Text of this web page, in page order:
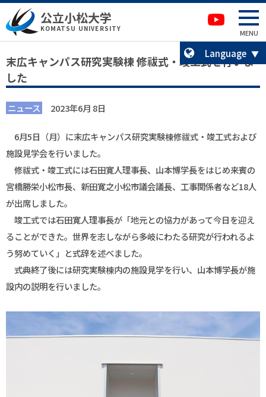
本文へ移動 サイトマップへ移動
公立小松大学
KOMATSU UNIVERSITY MENU
卒業生の方へ
Language
末広キャンパス研究実験棟 修祓式・竣工式を行いま
した
ニュース 2023年6月 8日
6月5日（月）に末広キャンパス研究実験棟修祓式・竣工式および
施設見学会を行いました。
修祓式・竣工式には石田寛人理事長、山本博学長をはじめ来賓の
宮橋勝栄小松市長、新田寛之小松市議会議長、工事関係者など18人
が出席しました。
竣工式では石田寛人理事長が「地元との協力があって今日を迎え
ることができた。世界を志しながら多岐にわたる研究が行われるよ
う努めていく」と式辞を述べました。
式典終了後には研究実験棟内の施設見学を行い、山本博学長が施
設内の説明を行いました。